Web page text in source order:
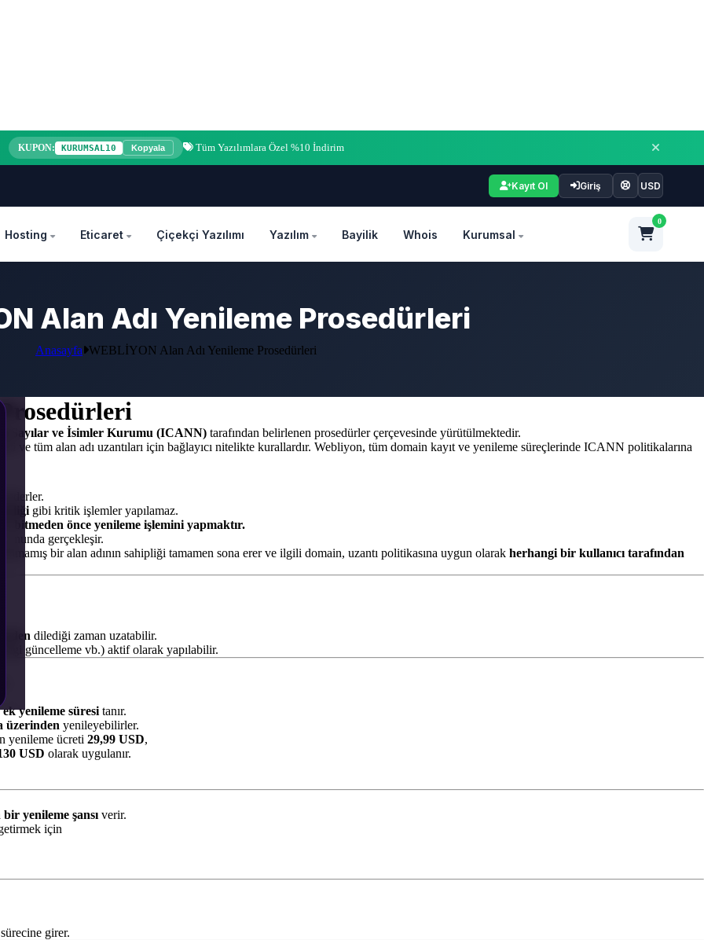
KUPON: KURUMSAL10 Kopyala Tüm Yazılımlara Özel %10 İndirim
Kayıt Ol Giriş USD
Hosting Eticaret Çiçekçi Yazılımı Yazılım Bayilik Whois Kurumsal
0
Alan Adı Yenileme Prosedürleri
Anasayfa WEBLİYON Alan Adı Yenileme Prosedürleri
Sayılar ve İsimler Kurumu (ICANN) tarafından belirlenen prosedürler çerçevesinde yürütülmektedir.
ve tüm alan adı uzantıları için bağlayıcı nitelikte kurallardır. Webliyon, tüm domain kayıt ve yenileme süreçlerinde ICANN politikalarına
gibi kritik işlemler yapılamaz.
bitmeden önce yenileme işlemini yapmaktır.
sonunda gerçekleşir.
bir alan adının sahipliği tamamen sona erer ve ilgili domain, uzantı politikasına uygun olarak herhangi bir kullanıcı tarafından
dilediği zaman uzatabilir.
güncelleme vb.) aktif olarak yapılabilir.
yenileme süresi tanır.
üzerinden yenileyebilirler.
yenileme ücreti 29,99 USD,
USD olarak uygulanır.
bir yenileme şansı verir.
için
sürecine girer.